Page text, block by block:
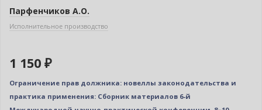
Парфенчиков А.О.
Исполнительное производство
1 150 ₽
Ограничение прав должника: новеллы законодательства и
практика применения: Сборник материалов 6-й